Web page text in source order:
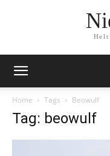
Home Tags Beowulf
Tag: beowulf